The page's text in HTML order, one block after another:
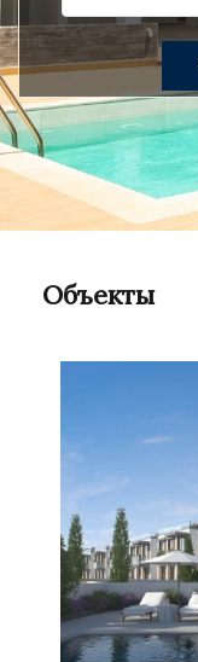
Объекты